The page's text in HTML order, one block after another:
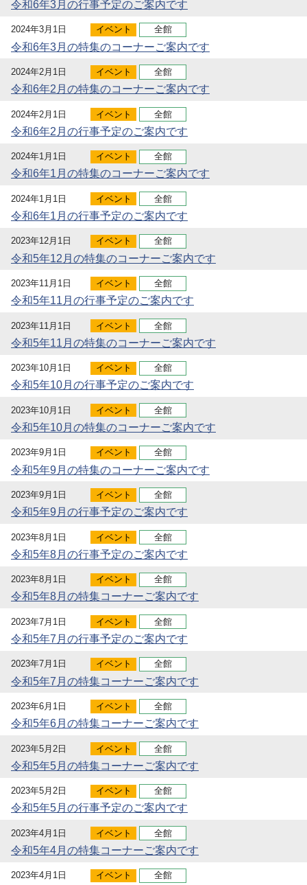
令和6年3月の行事予定のご案内です
2024年3月1日 イベント 全館
令和6年3月の特集のコーナーご案内です
2024年2月1日 イベント 全館
令和6年2月の特集のコーナーご案内です
2024年2月1日 イベント 全館
令和6年2月の行事予定のご案内です
2024年1月1日 イベント 全館
令和6年1月の特集のコーナーご案内です
2024年1月1日 イベント 全館
令和6年1月の行事予定のご案内です
2023年12月1日 イベント 全館
令和5年12月の特集のコーナーご案内です
2023年11月1日 イベント 全館
令和5年11月の行事予定のご案内です
2023年11月1日 イベント 全館
令和5年11月の特集のコーナーご案内です
2023年10月1日 イベント 全館
令和5年10月の行事予定のご案内です
2023年10月1日 イベント 全館
令和5年10月の特集のコーナーご案内です
2023年9月1日 イベント 全館
令和5年9月の特集のコーナーご案内です
2023年9月1日 イベント 全館
令和5年9月の行事予定のご案内です
2023年8月1日 イベント 全館
令和5年8月の行事予定のご案内です
2023年8月1日 イベント 全館
令和5年8月の特集コーナーご案内です
2023年7月1日 イベント 全館
令和5年7月の行事予定のご案内です
2023年7月1日 イベント 全館
令和5年7月の特集コーナーご案内です
2023年6月1日 イベント 全館
令和5年6月の特集コーナーご案内です
2023年5月2日 イベント 全館
令和5年5月の特集コーナーご案内です
2023年5月2日 イベント 全館
令和5年5月の行事予定のご案内です
2023年4月1日 イベント 全館
令和5年4月の特集コーナーご案内です
2023年4月1日 イベント 全館